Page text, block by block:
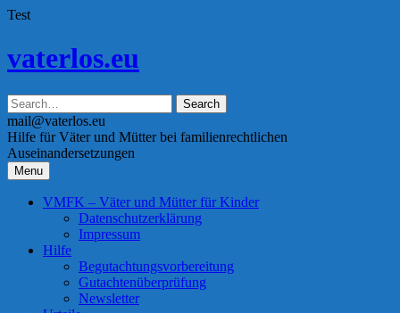
Test
to
vaterlos.eu
mail@vaterlos.eu
Hilfe für Väter und Mütter bei familienrechtlichen
Auseinandersetzungen
Menu
VMFK – Väter und Mütter für Kinder
Datenschutzerklärung
Impressum
Hilfe
Begutachtungsvorbereitung
Gutachtenüberprüfung
Newsletter